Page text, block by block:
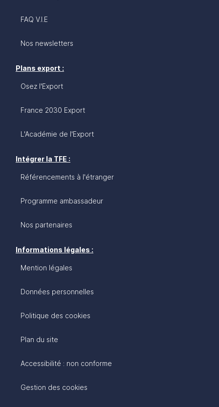
FAQ V.I.E
Nos newsletters
Plans export :
Osez l'Export
France 2030 Export
L'Académie de l'Export
Intégrer la TFE :
Référencements à l'étranger
Programme ambassadeur
Nos partenaires
Informations légales :
Mention légales
Données personnelles
Politique des cookies
Plan du site
Accessibilité : non conforme
Gestion des cookies